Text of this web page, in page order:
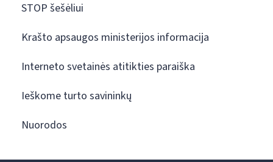
STOP šešėliui
Krašto apsaugos ministerijos informacija
Interneto svetainės atitikties paraiška
Ieškome turto savininkų
Nuorodos